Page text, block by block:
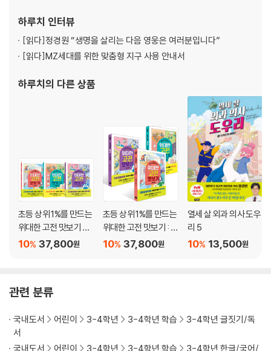
하루치 인터뷰
[읽다]정경원 “생명을 살리는 다음 영웅은 여러분입니다”
[읽다]MZ세대를 위한 맞춤형 지구 사용 안내서
하루치 의 다른 상품
초등 상위 1%를 만드는
위대한 고전 맛보기 세
트
37,800원
10%
초등 상위 1%를 만드는
위대한 고전 맛보기 : 세
계문학/과학,철학,종
37,800원
10%
열세 살 외과 의사 도우
리 5
13,500원
10%
관련 분류
국내도서 어린이 3-4학년 3-4학년 학습
3-4학년 글짓기/독
서
국내도서
어린이 3-4학년 3-4학년 학습 3-4학년 한글/국어/